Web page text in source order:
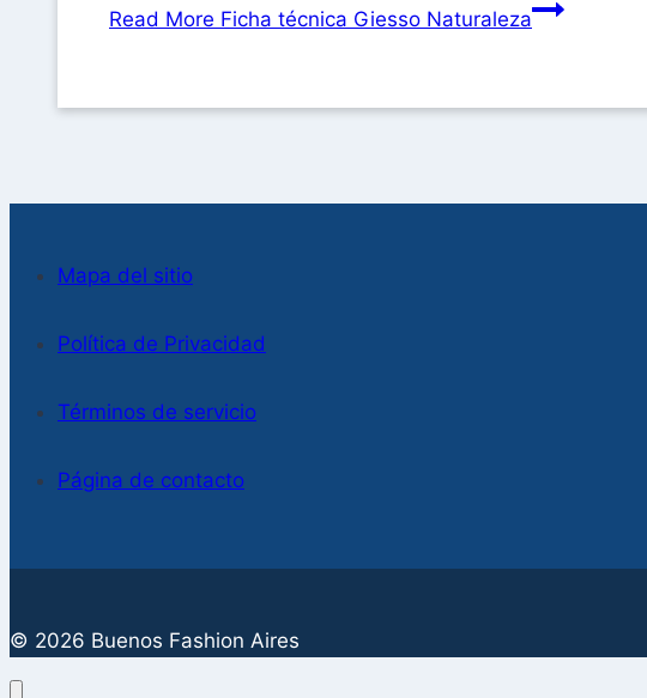
Read More Ficha técnica Giesso Naturaleza
Mapa del sitio
Política de Privacidad
Términos de servicio
Página de contacto
© 2026 Buenos Fashion Aires